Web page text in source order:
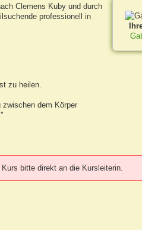
Clemens Kuby und durch
professionell in
zu heilen.
dem Körper
bitte direkt an die Kursleiterin.